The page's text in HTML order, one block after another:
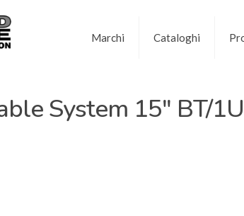
Marchi Cataloghi
System 15″ BT/